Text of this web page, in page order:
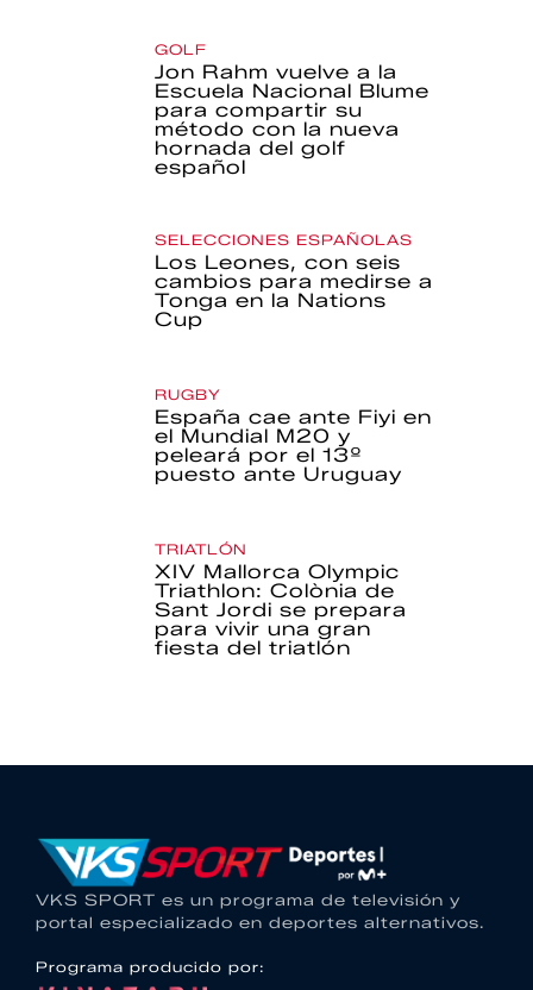
GOLF
Jon Rahm vuelve a la
Escuela Nacional Blume
para compartir su
método con la nueva
hornada del golf
español
SELECCIONES ESPAÑOLAS
Los Leones, con seis
cambios para medirse a
Tonga en la Nations
Cup
RUGBY
España cae ante Fiyi en
el Mundial M20 y
peleará por el 13º
puesto ante Uruguay
TRIATLÓN
XIV Mallorca Olympic
Triathlon: Colònia de
Sant Jordi se prepara
para vivir una gran
fiesta del triatlón
VKS SPORT es un programa de televisión y
portal especializado en deportes alternativos.
Programa producido por: